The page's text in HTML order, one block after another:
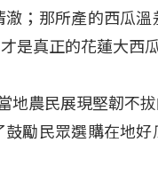
；那所產的西瓜
是真正的花蓮大西瓜
地農民展現堅韌不
勵民眾選購在地